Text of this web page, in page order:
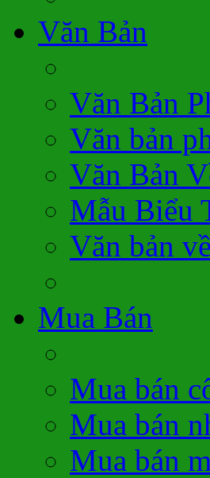
Văn Bản
Văn Bản
Văn bản
Văn Bản
Mẫu Biểu
Văn bản
Mua Bán
Mua bán
Mua bán
Mua bán